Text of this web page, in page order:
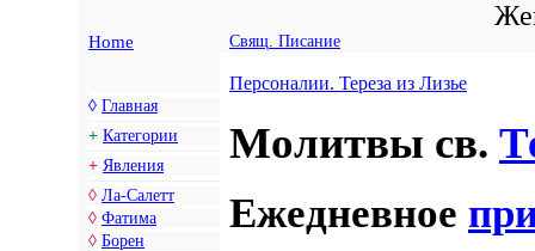
Home Свящ. Писание
◊ Главная
+ Категории
+ Явления
◊ Ла-Салетт
◊ Фатима
◊ Борен
Персоналии. Тереза из Лизье
Молитвы св.
Ежедневное